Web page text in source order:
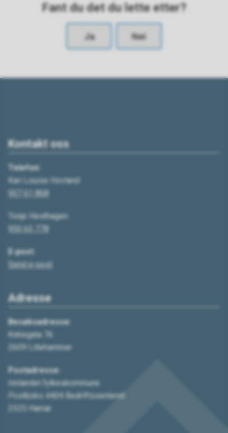
Fant du det du lette etter?
Ja Nei
Kontakt oss
Telefon:
Kari Louise Hovland:
957 61 868
Tonje Hesthagen:
950 63 778
E-post:
Send e-post
Adresse
Besøksadresse:
Kirkegata 76
2609 Lillehammer
Postadresse:
Innlandet fylkeskommune
Postboks 4404 Bedriftssenteret
2325 Hamar